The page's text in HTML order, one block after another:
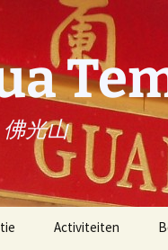
佛光山
Activiteiten